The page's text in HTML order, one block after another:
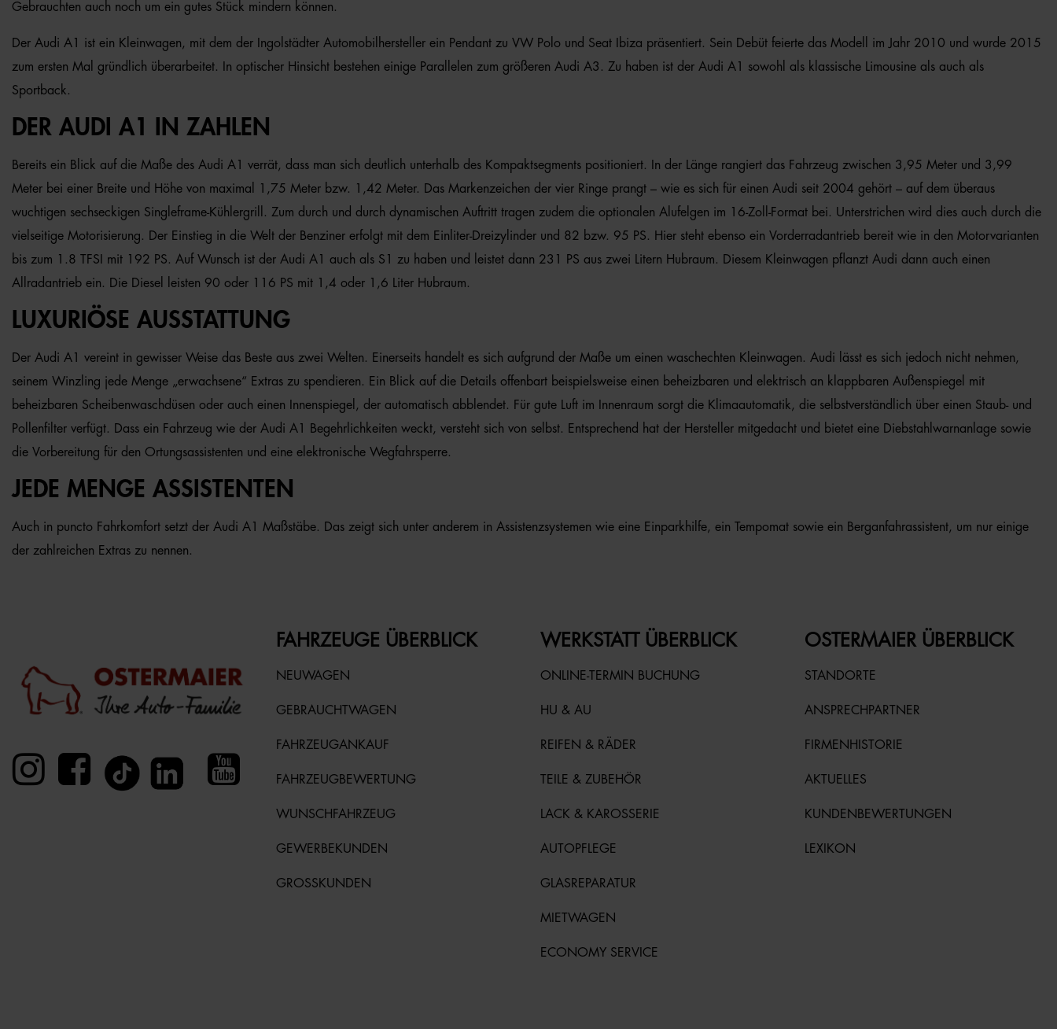
Gebrauchten auch noch um ein gutes Stück mindern können.
Der Audi A1 ist ein Kleinwagen, mit dem der Ingolstädter Automobilhersteller ein Pendant zu VW Polo und Seat Ibiza präsentiert. Sein Debüt feierte das Modell im Jahr 2010 und wurde 2015
zum ersten Mal gründlich überarbeitet. In optischer Hinsicht bestehen einige Parallelen zum größeren Audi A3. Zu haben ist der Audi A1 sowohl als klassische Limousine als auch als
Sportback.
DER AUDI A1 IN ZAHLEN
Bereits ein Blick auf die Maße des Audi A1 verrät, dass man sich deutlich unterhalb des Kompaktsegments positioniert. In der Länge rangiert das Fahrzeug zwischen 3,95 Meter und 3,99
Meter bei einer Breite und Höhe von maximal 1,75 Meter bzw. 1,42 Meter. Das Markenzeichen der vier Ringe prangt – wie es sich für einen Audi seit 2004 gehört – auf dem überaus
wuchtigen sechseckigen Singleframe-Kühlergrill. Zum durch und durch dynamischen Auftritt tragen zudem die optionalen Alufelgen im 16-Zoll-Format bei. Unterstrichen wird dies auch durch die
vielseitige Motorisierung. Der Einstieg in die Welt der Benziner erfolgt mit dem Einliter-Dreizylinder und 82 bzw. 95 PS. Hier steht ebenso ein Vorderradantrieb bereit wie in den Motorvarianten
bis zum 1.8 TFSI mit 192 PS. Auf Wunsch ist der Audi A1 auch als S1 zu haben und leistet dann 231 PS aus zwei Litern Hubraum. Diesem Kleinwagen pflanzt Audi dann auch einen
Allradantrieb ein. Die Diesel leisten 90 oder 116 PS mit 1,4 oder 1,6 Liter Hubraum.
LUXURIÖSE AUSSTATTUNG
Der Audi A1 vereint in gewisser Weise das Beste aus zwei Welten. Einerseits handelt es sich aufgrund der Maße um einen waschechten Kleinwagen. Audi lässt es sich jedoch nicht nehmen,
seinem Winzling jede Menge „erwachsene“ Extras zu spendieren. Ein Blick auf die Details offenbart beispielsweise einen beheizbaren und elektrisch an klappbaren Außenspiegel mit
beheizbaren Scheibenwaschdüsen oder auch einen Innenspiegel, der automatisch abblendet. Für gute Luft im Innenraum sorgt die Klimaautomatik, die selbstverständlich über einen Staub- und
Pollenfilter verfügt. Dass ein Fahrzeug wie der Audi A1 Begehrlichkeiten weckt, versteht sich von selbst. Entsprechend hat der Hersteller mitgedacht und bietet eine Diebstahlwarnanlage sowie
die Vorbereitung für den Ortungsassistenten und eine elektronische Wegfahrsperre.
JEDE MENGE ASSISTENTEN
Auch in puncto Fahrkomfort setzt der Audi A1 Maßstäbe. Das zeigt sich unter anderem in Assistenzsystemen wie eine Einparkhilfe, ein Tempomat sowie ein Berganfahrassistent, um nur einige
der zahlreichen Extras zu nennen.
FAHRZEUGE ÜBERBLICK
NEUWAGEN
GEBRAUCHTWAGEN
FAHRZEUGANKAUF
FAHRZEUGBEWERTUNG
WUNSCHFAHRZEUG
GEWERBEKUNDEN
GROSSKUNDEN
WERKSTATT ÜBERBLICK
ONLINE-TERMIN BUCHUNG
HU & AU
REIFEN & RÄDER
TEILE & ZUBEHÖR
LACK & KAROSSERIE
AUTOPFLEGE
GLASREPARATUR
MIETWAGEN
ECONOMY SERVICE
OSTERMAIER ÜBERBLICK
STANDORTE
ANSPRECHPARTNER
FIRMENHISTORIE
AKTUELLES
KUNDENBEWERTUNGEN
LEXIKON